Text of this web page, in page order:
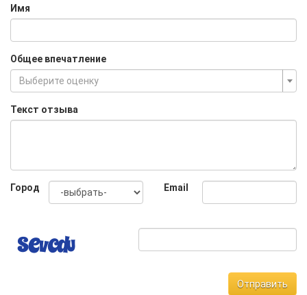
Имя
Общее впечатление
Выберите оценку
Текст отзыва
Город Email
Отправить